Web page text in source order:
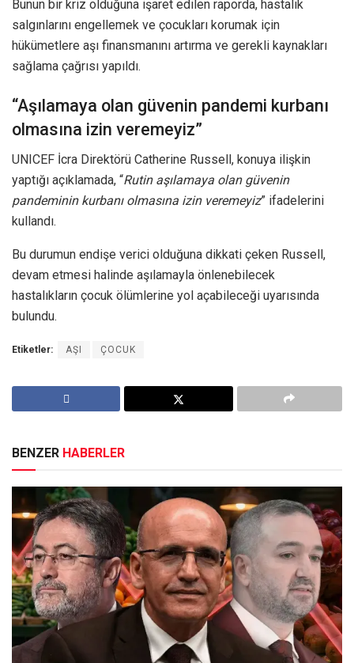
Bunun bir kriz olduğuna işaret edilen raporda, hastalık
salgınlarını engellemek ve çocukları korumak için
hükümetlere aşı finansmanını artırma ve gerekli kaynakları
sağlama çağrısı yapıldı.
“Aşılamaya olan güvenin pandemi kurbanı
olmasına izin veremeyiz”
UNICEF İcra Direktörü Catherine Russell, konuya ilişkin
yaptığı açıklamada, “Rutin aşılamaya olan güvenin
pandeminin kurbanı olmasına izin veremeyiz” ifadelerini
kullandı.
Bu durumun endişe verici olduğuna dikkati çeken Russell,
devam etmesi halinde aşılamayla önlenebilecek
hastalıkların çocuk ölümlerine yol açabileceği uyarısında
bulundu.
Etiketler: AŞI ÇOCUK
BENZER HABERLER